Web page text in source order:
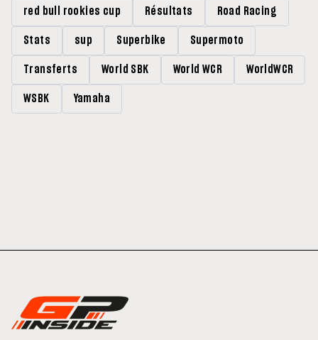
red bull rookies cup Résultats Road Racing
Stats sup Superbike Supermoto
Transferts World SBK World WCR WorldWCR
WSBK Yamaha